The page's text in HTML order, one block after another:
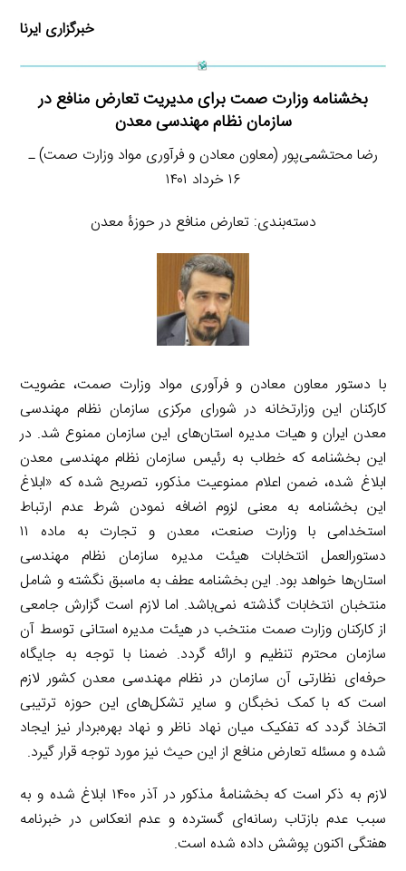
خبرگزاری ایرنا
بخشنامه وزارت صمت برای مدیریت تعارض منافع در
سازمان نظام مهندسی معدن
رضا محتشمی‌پور (معاون معادن و فرآوری مواد وزارت صمت) ـ
۱۶ خرداد ۱۴۰۱
دسته‌بندی: تعارض منافع در حوزۀ معدن
با دستور معاون معادن و فرآوری مواد وزارت صمت، عضویت
کارکنان این وزارتخانه در شورای مرکزی سازمان نظام مهندسی
معدن ایران و هیات مدیره استان‌های این سازمان ممنوع شد. در
این بخشنامه که خطاب به رئیس سازمان نظام مهندسی معدن
ابلاغ شده، ضمن اعلام ممنوعیت مذکور، تصریح شده که «ابلاغ
این بخشنامه به معنی لزوم اضافه نمودن شرط عدم ارتباط
استخدامی با وزارت صنعت، معدن و تجارت به ماده ۱۱
دستورالعمل انتخابات هیئت مدیره سازمان نظام مهندسی
استان‌ها خواهد بود. این بخشنامه عطف به ماسبق نگشته و شامل
منتخبان انتخابات گذشته نمی‌باشد. اما لازم است گزارش جامعی
از کارکنان وزارت صمت منتخب در هیئت مدیره استانی توسط آن
سازمان محترم تنظیم و ارائه گردد. ضمنا با توجه به جایگاه
حرفه‌ای نظارتی آن سازمان در نظام مهندسی معدن کشور لازم
است که با کمک نخبگان و سایر تشکل‌های این حوزه ترتیبی
اتخاذ گردد که تفکیک میان نهاد ناظر و نهاد بهره‌بردار نیز ایجاد
شده و مسئله تعارض منافع از این حیث نیز مورد توجه قرار گیرد.
لازم به ذکر است که بخشنامۀ مذکور در آذر ۱۴۰۰ ابلاغ شده و به
سبب عدم بازتاب رسانه‌ای گسترده و عدم انعکاس در خبرنامه
هفتگی اکنون پوشش داده شده است.